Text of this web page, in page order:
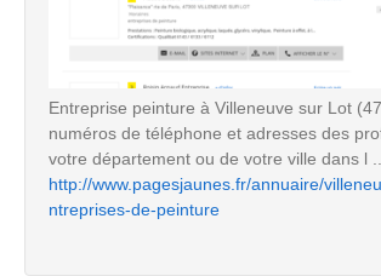
Entreprise peinture à Villeneuve sur Lot
numéros de téléphone et adresses des
votre département ou de votre ville dans l ...
http://www.pagesjaunes.fr/annuaire/
ntreprises-de-peinture